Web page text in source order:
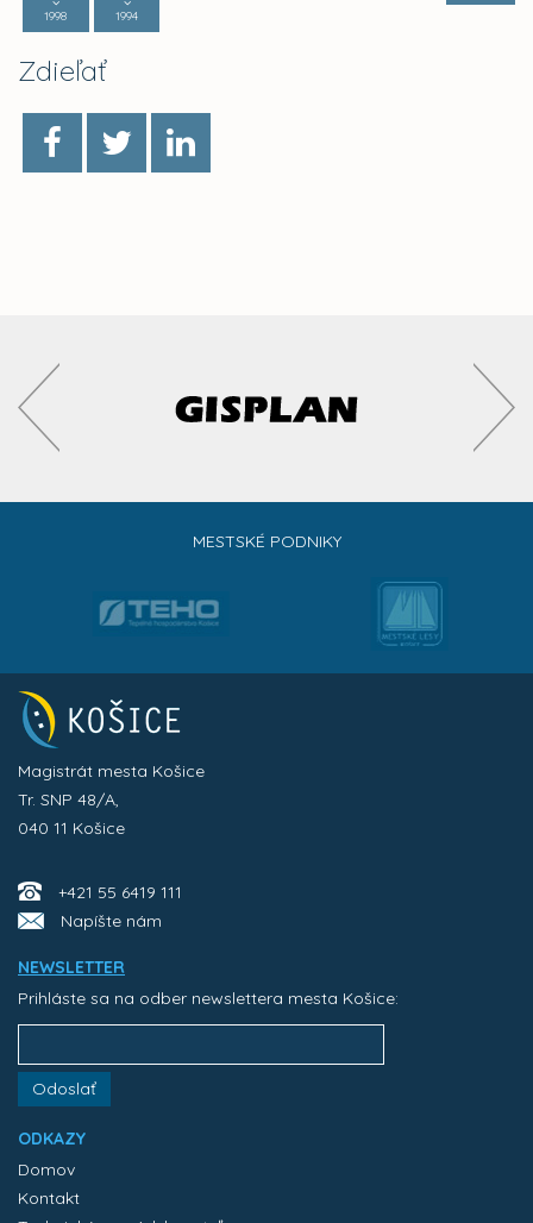
1998
1994
Zdieľať
MESTSKÉ PODNIKY
Magistrát mesta Košice
Tr. SNP 48/A,
040 11 Košice
+421 55 6419 111
Napíšte nám
NEWSLETTER
Prihláste sa na odber newslettera mesta Košice:
Odoslať
ODKAZY
Domov
Kontakt